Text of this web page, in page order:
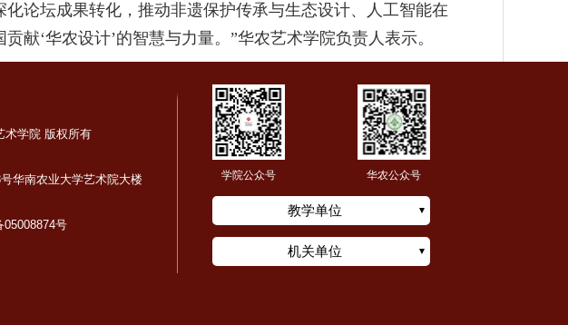
论坛成果转化，推动非遗保护传承与生态设计、人工智能在
献‘华农设计’的智慧与力量。”华农艺术学院负责人表示。
术学院 版权所有
华南农业大学艺术院大楼
号
学院公众号 华农公众号
教学单位
机关单位